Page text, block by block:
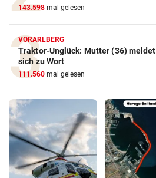
143.598 mal gelesen
VORARLBERG
Traktor-Unglück: Mutter (36) meldet
sich zu Wort
111.560 mal gelesen